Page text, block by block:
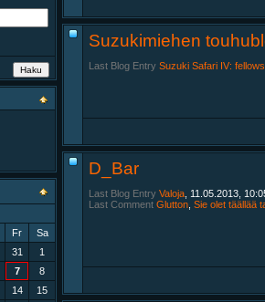
Suzukimiehen
Last Blog Entry Suzuki Safari IV:
D_Bar
Last Blog Entry Valoja , 11.05.2013,
Last Comment Glutton Sie olet täällää
Fr
Sa
31
1
7
8
14
15